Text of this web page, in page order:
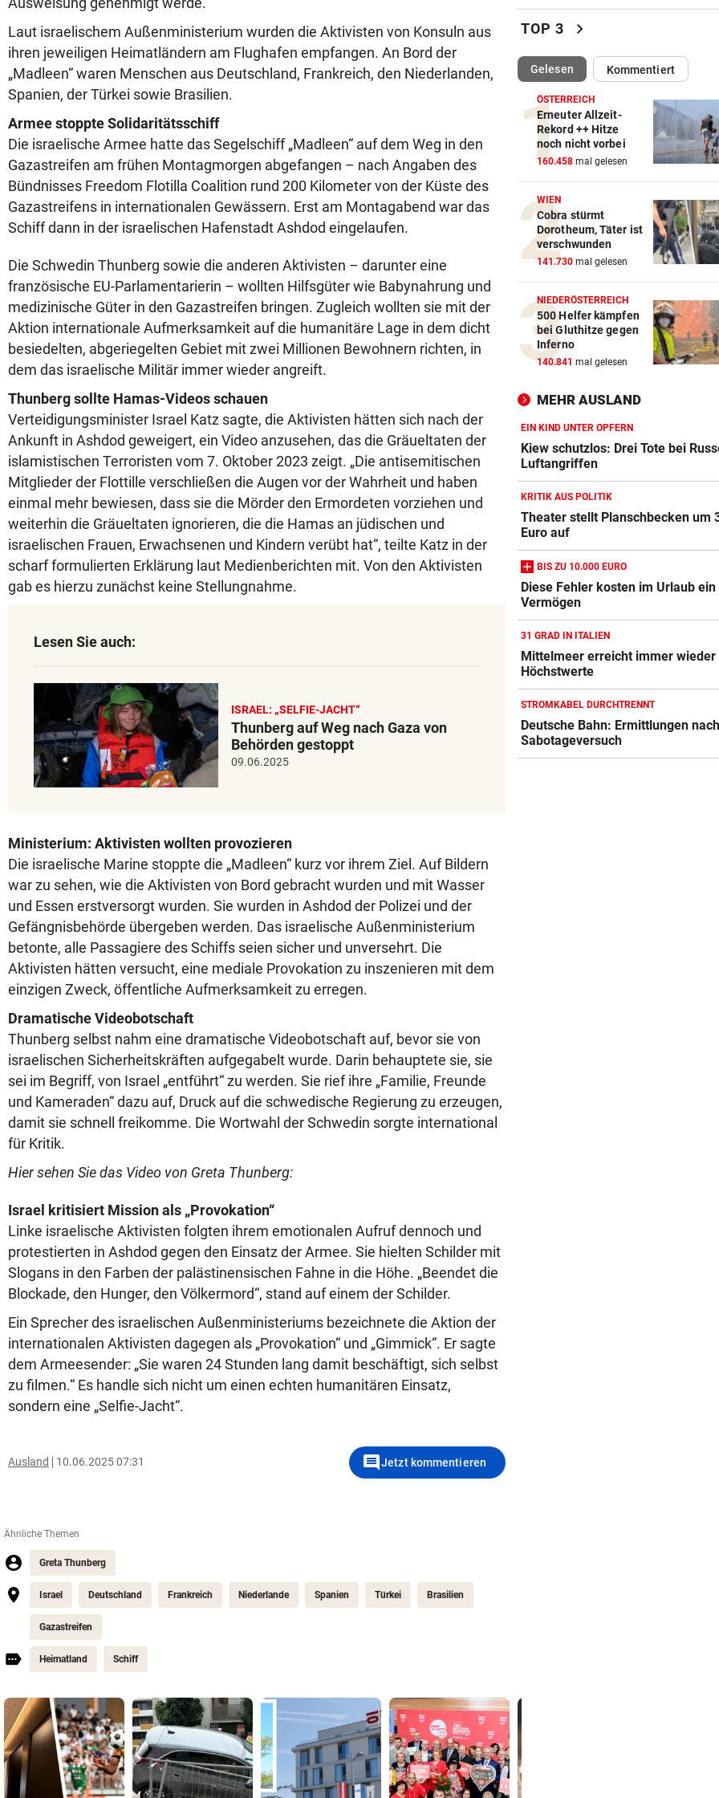
Laut israelischem Außenministerium wurden die Aktivisten von Konsuln aus
ihren jeweiligen Heimatländern am Flughafen empfangen. An Bord der
„Madleen“ waren Menschen aus Deutschland, Frankreich, den Niederlanden,
Spanien, der Türkei sowie Brasilien.
Armee stoppte Solidaritätsschiff
Die israelische Armee hatte das Segelschiff „Madleen“ auf dem Weg in den
Gazastreifen am frühen Montagmorgen abgefangen – nach Angaben des
Bündnisses Freedom Flotilla Coalition rund 200 Kilometer von der Küste des
Gazastreifens in internationalen Gewässern. Erst am Montagabend war das
Schiff dann in der israelischen Hafenstadt Ashdod eingelaufen.
Die Schwedin Thunberg sowie die anderen Aktivisten – darunter eine
französische EU-Parlamentarierin – wollten Hilfsgüter wie Babynahrung und
medizinische Güter in den Gazastreifen bringen. Zugleich wollten sie mit der
Aktion internationale Aufmerksamkeit auf die humanitäre Lage in dem dicht
besiedelten, abgeriegelten Gebiet mit zwei Millionen Bewohnern richten, in
dem das israelische Militär immer wieder angreift.
Thunberg sollte Hamas-Videos schauen
Verteidigungsminister Israel Katz sagte, die Aktivisten hätten sich nach der
Ankunft in Ashdod geweigert, ein Video anzusehen, das die Gräueltaten der
islamistischen Terroristen vom 7. Oktober 2023 zeigt. „Die antisemitischen
Mitglieder der Flottille verschließen die Augen vor der Wahrheit und haben
einmal mehr bewiesen, dass sie die Mörder den Ermordeten vorziehen und
weiterhin die Gräueltaten ignorieren, die die Hamas an jüdischen und
israelischen Frauen, Erwachsenen und Kindern verübt hat“, teilte Katz in der
scharf formulierten Erklärung laut Medienberichten mit. Von den Aktivisten
gab es hierzu zunächst keine Stellungnahme.
Lesen Sie auch:
ISRAEL: „SELFIE-JACHT“
Thunberg auf Weg nach Gaza von
Behörden gestoppt
09.06.2025
Ministerium: Aktivisten wollten provozieren
Die israelische Marine stoppte die „Madleen“ kurz vor ihrem Ziel. Auf Bildern
war zu sehen, wie die Aktivisten von Bord gebracht wurden und mit Wasser
und Essen erstversorgt wurden. Sie wurden in Ashdod der Polizei und der
Gefängnisbehörde übergeben werden. Das israelische Außenministerium
betonte, alle Passagiere des Schiffs seien sicher und unversehrt. Die
Aktivisten hätten versucht, eine mediale Provokation zu inszenieren mit dem
einzigen Zweck, öffentliche Aufmerksamkeit zu erregen.
Dramatische Videobotschaft
Thunberg selbst nahm eine dramatische Videobotschaft auf, bevor sie von
israelischen Sicherheitskräften aufgegabelt wurde. Darin behauptete sie, sie
sei im Begriff, von Israel „entführt“ zu werden. Sie rief ihre „Familie, Freunde
und Kameraden“ dazu auf, Druck auf die schwedische Regierung zu erzeugen,
damit sie schnell freikomme. Die Wortwahl der Schwedin sorgte international
für Kritik.
Hier sehen Sie das Video von Greta Thunberg:
Israel kritisiert Mission als „Provokation“
Linke israelische Aktivisten folgten ihrem emotionalen Aufruf dennoch und
protestierten in Ashdod gegen den Einsatz der Armee. Sie hielten Schilder mit
Slogans in den Farben der palästinensischen Fahne in die Höhe. „Beendet die
Blockade, den Hunger, den Völkermord“, stand auf einem der Schilder.
Ein Sprecher des israelischen Außenministeriums bezeichnete die Aktion der
internationalen Aktivisten dagegen als „Provokation“ und „Gimmick“. Er sagte
dem Armeesender: „Sie waren 24 Stunden lang damit beschäftigt, sich selbst
zu filmen.“ Es handle sich nicht um einen echten humanitären Einsatz,
sondern eine „Selfie-Jacht“.
Ausland 10.06.2025 07:31 commentJetzt kommentieren
Ähnliche Themen
Greta Thunberg
Israel Deutschland Frankreich Niederlande Spanien Türkei Brasilien
Gazastreifen
Heimatland Schiff
„Salzburg war für mich die
Wahl“
WM-TEAMCHEF STINKSAUER
„Ratte“: Hat Cannavaro einen
Verräter im Team?
ARBEIT UND URLAUB vor
Steirische Ärztin tauschte
gegen „Traumschiff“
PEDALE VERWECHSELT vor
Tiroler Seniorin (76)
Auto in Baugrube
TRAINER ZARIC DEUTLICH
Trotz 3:1 gegen WSG bleibt
Altachern ein Problem
FÄHIGKEITEN BEDENKLICH vor
muss neue KI einhegen
BETRUNKENER ALS LENKER vor 3
Dumper überschlug sich und
stürzte 30 Meter ab
WARTEN AUF DEN SIEG? vor
GAK-Heimstart: „Qualität ist
ganz andere!“
TOP 3 chevron_right
Gelesen(ausgewählt)Kommentiert
ÖSTERREICH
Erneuter Allzeit-
Rekord ++ Hitze
noch nicht vorbei
160.458 mal gelesen
WIEN
Cobra stürmt
Dorotheum, Täter ist
verschwunden
141.730 mal gelesen
NIEDERÖSTERREICH
500 Helfer kämpfen
bei Gluthitze gegen
Inferno
140.841 mal gelesen
MEHR AUSLAND
EIN KIND UNTER OPFERN
Kiew schutzlos: Drei Tote bei
Luftangriffen
KRITIK AUS POLITIK
Theater stellt Planschbecken um
Euro auf
BIS ZU 10.000 EURO
Diese Fehler kosten im Urlaub ein
Vermögen
31 GRAD IN ITALIEN
Mittelmeer erreicht immer wieder
Höchstwerte
STROMKABEL DURCHTRENNT
Deutsche Bahn: Ermittlungen nach
Sabotageversuch